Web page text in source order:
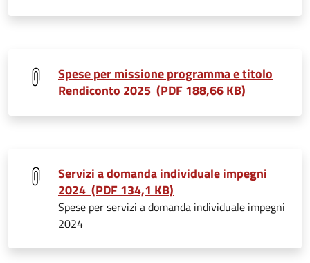
Spese per missione programma e titolo
Rendiconto 2025 (PDF 188,66 KB)
Servizi a domanda individuale impegni
2024 (PDF 134,1 KB)
Spese per servizi a domanda individuale impegni
2024